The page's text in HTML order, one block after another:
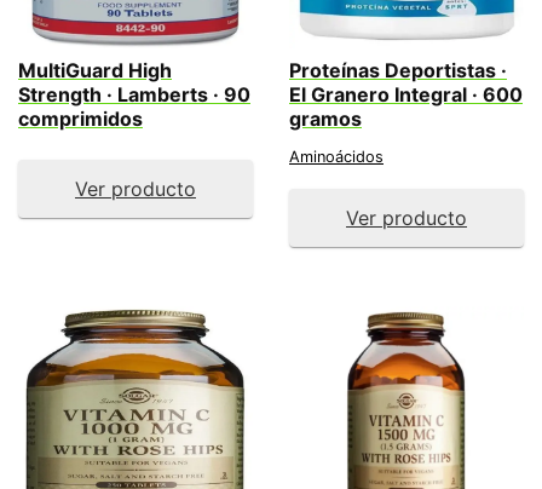
MultiGuard High
Strength · Lamberts · 90
comprimidos
Ver producto
Proteínas Deportistas ·
El Granero Integral · 600
gramos
Aminoácidos
Ver producto